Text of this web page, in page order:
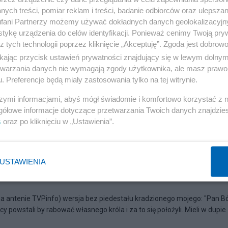
Powstanie Warszawskie a
TVPinfo) wersja bez piedestału kradzionego mojego: "Pan
powstali by rabować własnego króla i za to się położyli. Mieli w dupie
treści, pomiar reklam i treści, badanie odbiorców oraz
Partnerzy możemy używać dokładnych danych
urządzenia do celów identyfikacji. Ponieważ cenimy Twoją
tych technologii poprzez kliknięcie „Akceptuję”. Zgoda jest
przycisk ustawień prywatności znajdujący się w lewym
danych nie wymagają zgody użytkownika, ale masz
Preferencje będą miały zastosowania tylko na tej witrynie.
informacjami, abyś mógł świadomie i komfortowo korzystać z
informacje dotyczące przetwarzania Twoich danych
oraz po kliknięciu w „Ustawienia”.
USTAWIENIA